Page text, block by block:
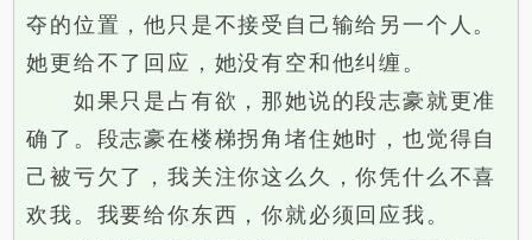
夺的位置，他只是不接受自己输给另一个人。
她更给不了回应，她没有空和他纠缠。
如果只是占有欲，那她说的段志豪就更准
确了。段志豪在楼梯拐角堵住她时，也觉得自
己被亏欠了，我关注你这么久，你凭什么不喜
欢我。我要给你东西，你就必须回应我。